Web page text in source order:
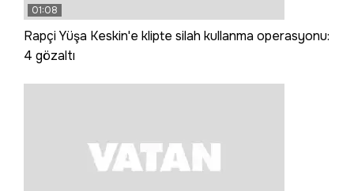
01:08
Rapçi Yüşa Keskin'e klipte silah kullanma operasyonu:
4 gözaltı